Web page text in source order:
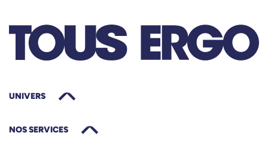
UNIVERS
NOS SERVICES